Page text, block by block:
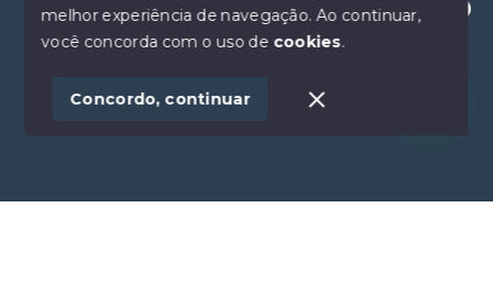
Olá! Estamos disponíveis para te ajudar.
© Copyright 2026 - Selma Sumaya Corretora - Todos
SITE PARA IMOBILIARIA
melhor experiência de navegação.Ao continuar,
você concorda com o uso de cookies.
Concordo, continuar